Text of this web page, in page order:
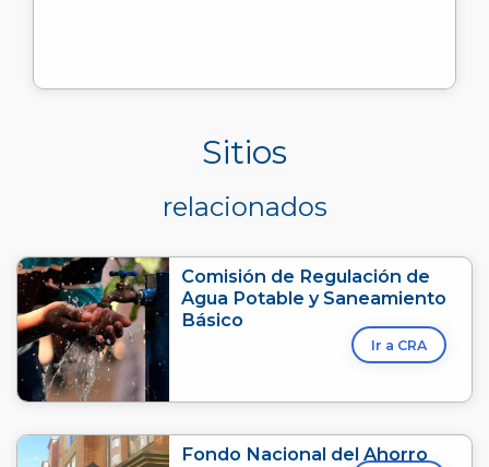
Sitios
relacionados
Comisión de Regulación de
Agua Potable y Saneamiento
Básico
Ir a CRA
Fondo Nacional del Ahorro